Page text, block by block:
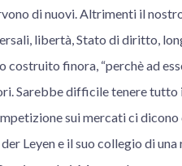
di nuovi. Altrimenti il
libertà, Stato di diritto,
costruito finora, “perchè ad
Sarebbe difficile tenere
sui mercati ci dicono
Leyen e il suo collegio di